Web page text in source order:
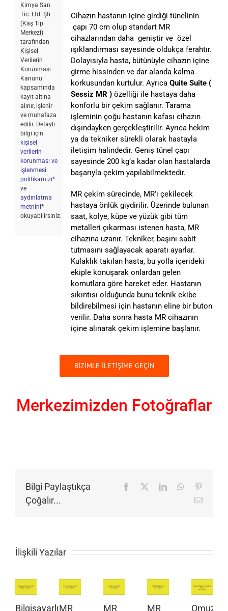
Kimya San.
Tic. Ltd. Şti
(Kaş Tıp
Merkezi)
tarafından
Kişisel
Verilerin
Korunması
Kanunu
kapsamında
kayıt altına
alınır, işlenir
ve muhafaza
edilir. Detaylı
bilgi için
kişisel
verilerin
korunması ve
işlenmesi
politikamızı*
ve
aydınlatma
metnini*
okuyabilirsiniz.
Cihazın hastanın içine girdiği tünelinin
çapı 70 cm olup standart MR
cihazlarından daha geniştir ve özel
ışıklandırması sayesinde oldukça ferahtır.
Dolayısıyla hasta, bütünüyle cihazın içine
girme hissinden ve dar alanda kalma
korkusundan kurtulur. AyrıcaQuite Suite (
Sessiz MR )özelliği ile hastaya daha
konforlu bir çekim sağlanır. Tarama
işleminin çoğu hastanın kafası cihazın
dışındayken gerçekleştirilir. Ayrıca hekim
ya da tekniker sürekli olarak hastayla
iletişim halindedir. Geniş tünel çapı
sayesinde 200 kg’a kadar olan hastalarda
başarıyla çekim yapılabilmektedir.
MR çekim sürecinde, MR’ı çekilecek
hastaya önlük giydirilir. Üzerinde bulunan
saat, kolye, küpe ve yüzük gibi tüm
metalleri çıkarması istenen hasta, MR
cihazına uzanır. Tekniker, başını sabit
tutmasını sağlayacak aparatı ayarlar.
Kulaklık takılan hasta, bu yolla içerideki
ekiple konuşarak onlardan gelen
komutlara göre hareket eder. Hastanın
sıkıntısı olduğunda bunu teknik ekibe
bildirebilmesi için hastanın eline bir buton
verilir. Daha sonra hasta MR cihazının
içine alınarak çekim işlemine başlanır.
BİZİMLE İLETİŞİME GEÇİN
Merkezimizden Fotoğraflar
Bilgi Paylaştıkça
Çoğalır...
Facebook LinkedInWhatsApp
E-
İlişkili Yazılar
BilgisayarlıMR
MR
MR
Omuz